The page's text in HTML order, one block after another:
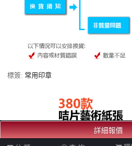
標簽: 常用印章
詳細報價